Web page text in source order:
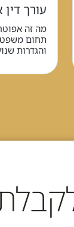
עורך
מה זה
תחום
והגדרות